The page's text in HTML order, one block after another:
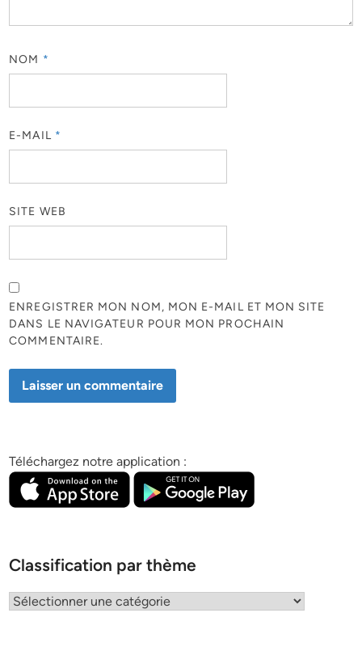
NOM *
E-MAIL *
SITE WEB
ENREGISTRER MON NOM, MON E-MAIL ET MON SITE
DANS LE NAVIGATEUR POUR MON PROCHAIN
COMMENTAIRE.
Téléchargez notre application :
Classification par thème
Classification